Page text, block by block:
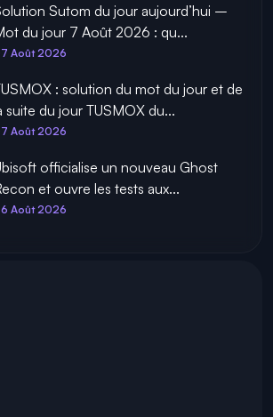
Sutom du jour aujourd’hui –
du jour 7 Août 2026 : qu...
Août 2026
: solution du mot du jour et de
suite du jour TUSMOX du...
Août 2026
officialise un nouveau Ghost
et ouvre les tests aux...
Août 2026